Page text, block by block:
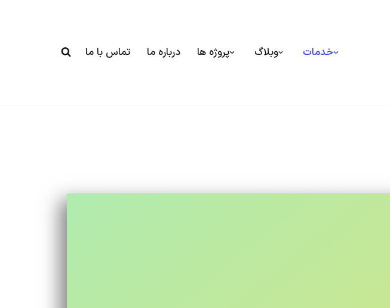
خدمات وبلاگ پروژه ها درباره ما تماس با ما